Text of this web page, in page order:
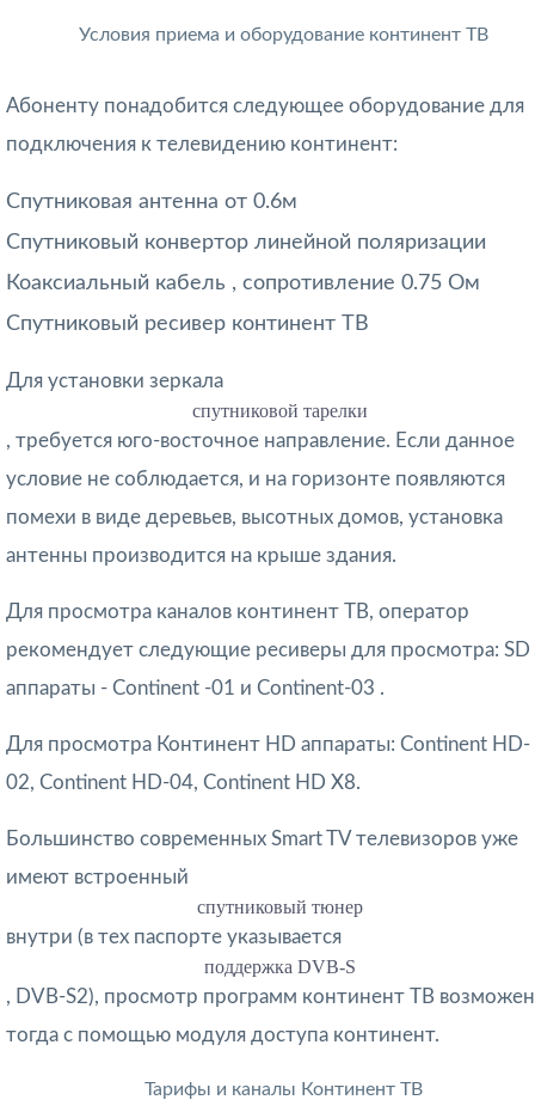
Условия приема и оборудование континент ТВ
Абоненту понадобится следующее оборудование для
подключения к телевидению континент:
Спутниковая антенна от 0.6м
Спутниковый конвертор линейной поляризации
Коаксиальный кабель , сопротивление 0.75 Ом
Спутниковый ресивер континент ТВ
Для установки зеркала
спутниковой тарелки
, требуется юго-восточное направление. Если данное
условие не соблюдается, и на горизонте появляются
помехи в виде деревьев, высотных домов, установка
антенны производится на крыше здания.
Для просмотра каналов континент ТВ, оператор
рекомендует следующие ресиверы для просмотра: SD
аппараты - Continent -01 и Continent-03 .
Для просмотра Континент HD аппараты: Continent HD-
02, Continent HD-04, Continent HD X8.
Большинство современных Smart TV телевизоров уже
имеют встроенный
спутниковый тюнер
внутри (в тех паспорте указывается
поддержка DVB-S
, DVB-S2), просмотр программ континент ТВ возможен
тогда с помощью модуля доступа континент.
Тарифы и каналы Континент ТВ